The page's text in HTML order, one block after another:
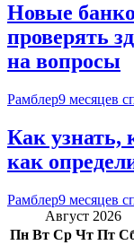
Новые
проверять
на вопросы
Рамблер9 месяцев
Как узнать,
как
Рамблер9 месяцев
Август 2026
Пн Вт Ср Чт Пт